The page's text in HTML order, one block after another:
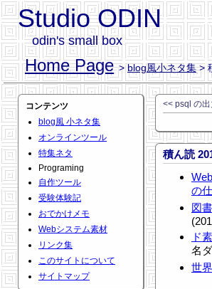
Studio ODIN
odin's small box
Home Page >blog風小ネタ集>
コンテンツ
blog風 小ネタ集
オンラインツール
特集ネタ
Programing
自作ツール
受験体験記
おでかけメモ
Webシステム素材
リンク集
このサイトについて
サイトマップ
<< psql の
積ん読
の
図
ド
名
世